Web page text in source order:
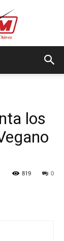
los
0
819